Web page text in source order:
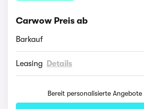
Carwow Preis ab
Barkauf
Leasing Details
Bereit personalisierte Angebote